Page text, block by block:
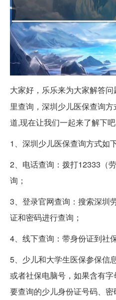
大家好，乐乐来为大家解答问
里查询，深圳少儿医保查询
道,现在让我们一起来了解下吧
1、深圳少儿医保查询方式如
2、电话查询：拨打12333（
询；
3、登录官网查询：搜索深圳
证和密码进行查询；
4、线下查询：带身份证到社
5、少儿和大学生医保参保信
或者社保电脑号，如果含有
要查询的少儿身份证号码、